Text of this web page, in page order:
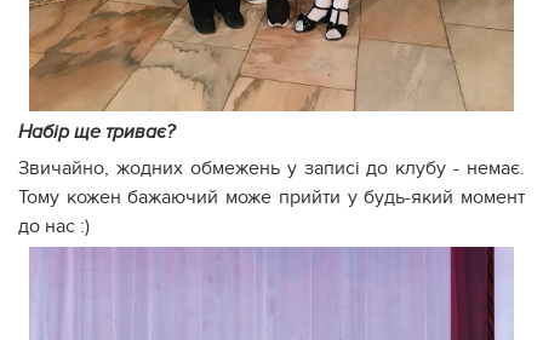
Набір ще триває?
Звичайно, жодних обмежень у записі до клубу - немає.
Тому кожен бажаючий може прийти у будь-який момент
до нас :)